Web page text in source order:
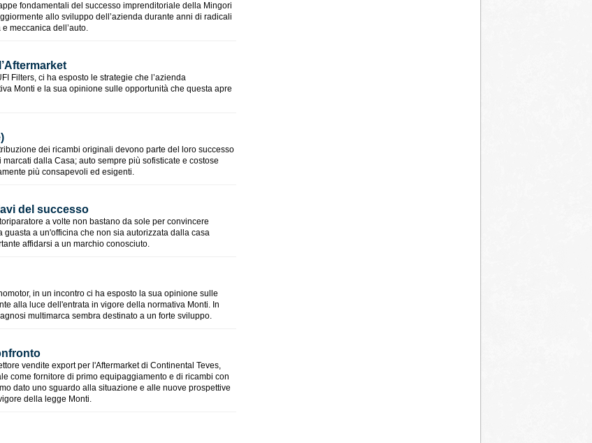
fondamentali del successo imprenditoriale della Mingori
allo sviluppo dell’azienda durante anni di radicali
meccanica dell’auto.
Filters, ci ha esposto le strategie che l’azienda
Monti e la sua opinione sulle opportunità che questa apre
dei ricambi originali devono parte del loro successo
dalla Casa; auto sempre più sofisticate e costose
più consapevoli ed esigenti.
del successo
a volte non bastano da sole per convincere
guasta a un'officina che non sia autorizzata dalla casa
affidarsi a un marchio conosciuto.
in un incontro ci ha esposto la sua opinione sulle
alla luce dell'entrata in vigore della normativa Monti. In
multimarca sembra destinato a un forte sviluppo.
vendite export per l'Aftermarket di Continental Teves,
come fornitore di primo equipaggiamento e di ricambi con
dato uno sguardo alla situazione e alle nuove prospettive
della legge Monti.